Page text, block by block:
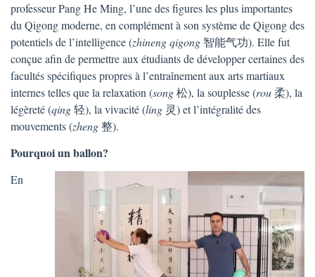
professeur Pang He Ming, l’une des figures les plus importantes
du Qigong moderne, en complément à son système de Qigong des
potentiels de l’intelligence (zhineng qigong 智能气功). Elle fut
conçue afin de permettre aux étudiants de développer certaines des
facultés spécifiques propres à l’entraînement aux arts martiaux
internes telles que la relaxation (song松), la souplesse (rou柔), la
légèreté (qing轻), la vivacité (ling 灵) et l’intégralité des
mouvements (zheng整).
Pourquoi un ballon?
En